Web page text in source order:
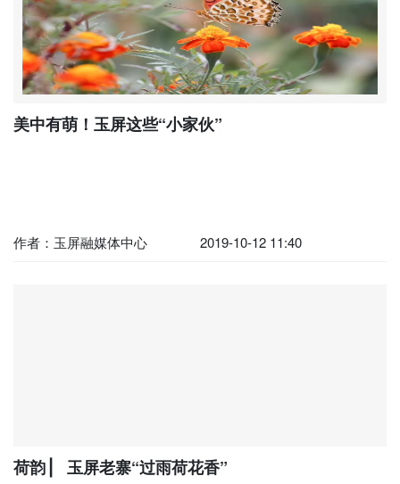
美中有萌！玉屏这些“小家伙”
作者：玉屏融媒体中心 2019-10-12 11:40
荷韵 ▏ 玉屏老寨“过雨荷花香”